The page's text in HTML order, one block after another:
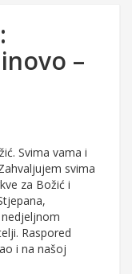
–
Svima vama i
svima
za Božić i
Raspored
i na našoj